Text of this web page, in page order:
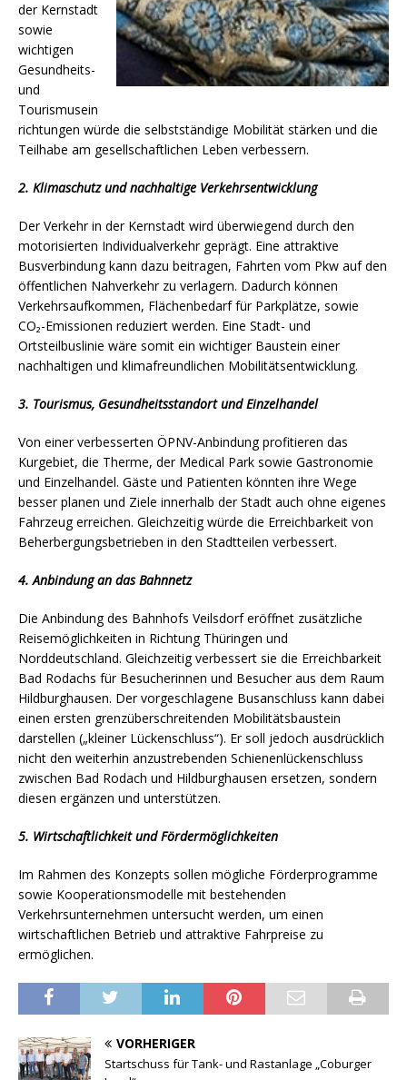
der Kernstadt
sowie
wichtigen
Gesundheits-
und
Tourismusein
richtungen würde die selbstständige Mobilität stärken und die
Teilhabe am gesellschaftlichen Leben verbessern.
2. Klimaschutz und nachhaltige Verkehrsentwicklung
Der Verkehr in der Kernstadt wird überwiegend durch den
motorisierten Individualverkehr geprägt. Eine attraktive
Busverbindung kann dazu beitragen, Fahrten vom Pkw auf den
öffentlichen Nahverkehr zu verlagern. Dadurch können
Verkehrsaufkommen, Flächenbedarf für Parkplätze, sowie
CO₂-Emissionen reduziert werden. Eine Stadt- und
Ortsteilbuslinie wäre somit ein wichtiger Baustein einer
nachhaltigen und klimafreundlichen Mobilitätsentwicklung.
3. Tourismus, Gesundheitsstandort und Einzelhandel
Von einer verbesserten ÖPNV-Anbindung profitieren das
Kurgebiet, die Therme, der Medical Park sowie Gastronomie
und Einzelhandel. Gäste und Patienten könnten ihre Wege
besser planen und Ziele innerhalb der Stadt auch ohne eigenes
Fahrzeug erreichen. Gleichzeitig würde die Erreichbarkeit von
Beherbergungsbetrieben in den Stadtteilen verbessert.
4. Anbindung an das Bahnnetz
Die Anbindung des Bahnhofs Veilsdorf eröffnet zusätzliche
Reisemöglichkeiten in Richtung Thüringen und
Norddeutschland. Gleichzeitig verbessert sie die Erreichbarkeit
Bad Rodachs für Besucherinnen und Besucher aus dem Raum
Hildburghausen. Der vorgeschlagene Busanschluss kann dabei
einen ersten grenzüberschreitenden Mobilitätsbaustein
darstellen („kleiner Lückenschluss“). Er soll jedoch ausdrücklich
nicht den weiterhin anzustrebenden Schienenlückenschluss
zwischen Bad Rodach und Hildburghausen ersetzen, sondern
diesen ergänzen und unterstützen.
5. Wirtschaftlichkeit und Fördermöglichkeiten
Im Rahmen des Konzepts sollen mögliche Förderprogramme
sowie Kooperationsmodelle mit bestehenden
Verkehrsunternehmen untersucht werden, um einen
wirtschaftlichen Betrieb und attraktive Fahrpreise zu
ermöglichen.
VORHERIGER
Startschuss für Tank- und Rastanlage „Coburger